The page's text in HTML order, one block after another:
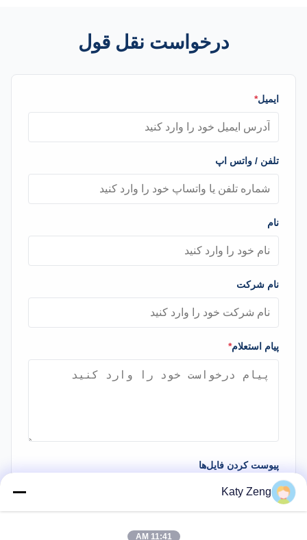
درخواست نقل قول
ایمیل*
تلفن / واتس اپ
نام
نام شرکت
پیام استعلام*
پیوست کردن فایل‌ها
Katy Zeng
11:41 AM